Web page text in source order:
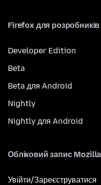
Firefox для розробників
Developer Edition
Beta
Beta для Android
Nightly
Nightly для Android
Обліковий запис Mozilla
Увійти/Зареєструватися